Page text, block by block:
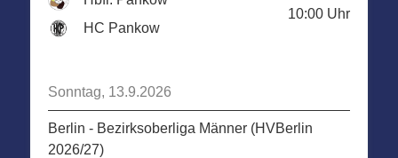
HC Pankow
10:00 Uhr
Sonntag, 13.9.2026
Berlin - Bezirksoberliga Männer (HVBerlin
2026/27)